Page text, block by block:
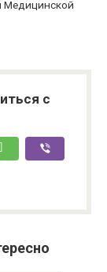
Медицинской
с